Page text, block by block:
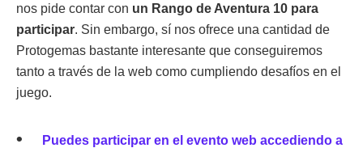
nos pide contar con un Rango de Aventura 10 para
participar. Sin embargo, sí nos ofrece una cantidad de
Protogemas bastante interesante que conseguiremos
tanto a través de la web como cumpliendo desafíos en el
juego.
Puedes participar en el evento web accediendo a